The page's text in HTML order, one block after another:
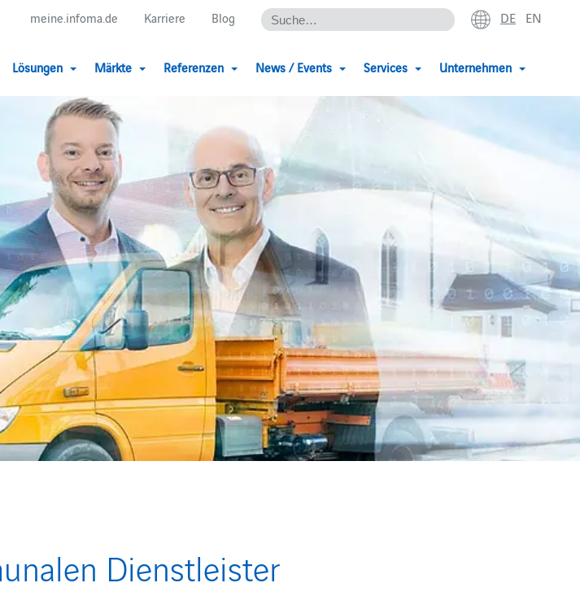
meine.infoma.de Karriere Blog DE EN
Lösungen Märkte Referenzen News / Events Services Unternehmen
Dienstleister